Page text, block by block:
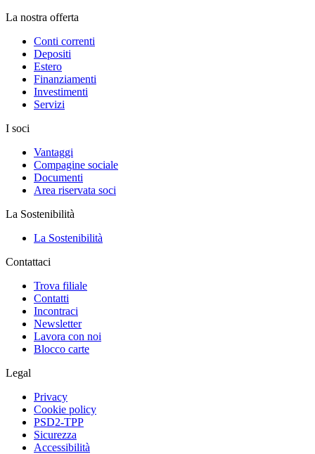
La nostra offerta
Conti correnti
Depositi
Estero
Finanziamenti
Investimenti
Servizi
I soci
Vantaggi
Compagine sociale
Documenti
Area riservata soci
La Sostenibilità
La Sostenibilità
Contattaci
Trova filiale
Contatti
Incontraci
Newsletter
Lavora con noi
Blocco carte
Legal
Privacy
Cookie policy
PSD2-TPP
Sicurezza
Accessibilità